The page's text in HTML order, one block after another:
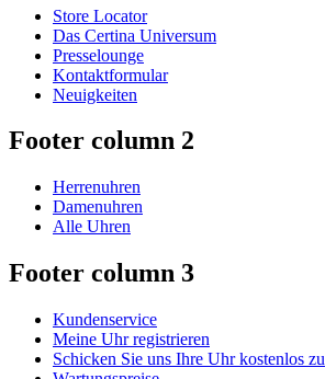
Store Locator
Das Certina Universum
Presselounge
Kontaktformular
Neuigkeiten
Footer column 2
Herrenuhren
Damenuhren
Alle Uhren
Footer column 3
Kundenservice
Meine Uhr registrieren
Schicken Sie uns Ihre Uhr kostenlos zu